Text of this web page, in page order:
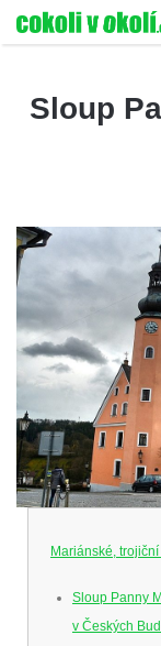
Sloup
Mariánské,
Sloup Panny
v Českých